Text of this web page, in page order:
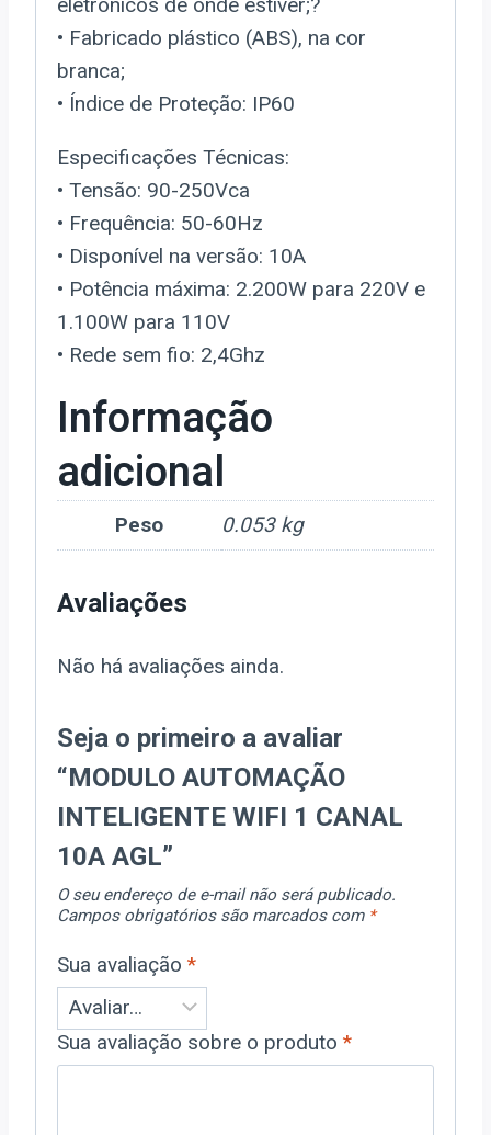
eletrônicos de onde estiver;?
• Fabricado plástico (ABS), na cor
branca;
• Índice de Proteção: IP60
Especificações Técnicas:
• Tensão: 90-250Vca
• Frequência: 50-60Hz
• Disponível na versão: 10A
• Potência máxima: 2.200W para 220V e
1.100W para 110V
• Rede sem fio: 2,4Ghz
Informação
adicional
Peso 0.053 kg
Avaliações
Não há avaliações ainda.
Seja o primeiro a avaliar
“MODULO AUTOMAÇÃO
INTELIGENTE WIFI 1 CANAL
10A AGL”
O seu endereço de e-mail não será publicado.
Campos obrigatórios são marcados com *
Sua avaliação *
Sua avaliação sobre o produto *